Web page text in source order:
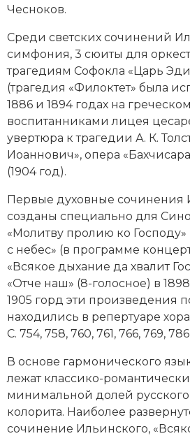
Социально-экономическая
Специальные исторические
СССР
Южная Америка
Чесноков.
Среди светских сочинений
симфония, 3 сюиты для
трагедиям Софокла «Царь
(трагедия «Филоктет» была
1886 и 1894 годах на
воспитанниками лицея
увертюра к трагедии А. К.
Иоаннович», опера
(1904 год).
Первые духовные сочинения
созданы специально для
«Молитву пролию ко Господу»
с небес» (в программе
«Всякое дыхание да хвалит
«Отче наш» (8-голосное) в
1905 горд эти произведения
находились в репертуаре
С. 754, 758, 760, 761, 766, 769,
В основе гармонического
лежат классико-
минимальной долей
колорита. Наиболее
сочинение Ильинского,